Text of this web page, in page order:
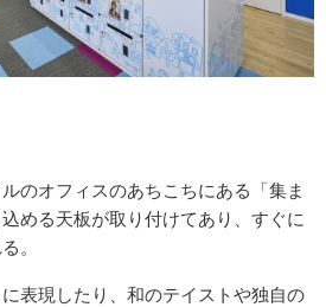
のオフィスのあちこちにある「集ま
める天板が取り付けてあり、すぐに
。
表現したり、和のテイストや独自の